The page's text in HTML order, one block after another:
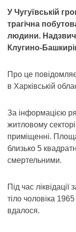
У Чугуївській
трагічна
людини.
Клугино-
Про це
в Харківській
За інформацією
житловому
приміщенні.
близько 5
смертельними.
Під час
тіло чоловіка
вдалося.